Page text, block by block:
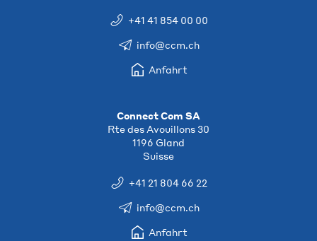
+41 41 854 00 00
info@ccm.ch
Anfahrt
Connect Com SA
Rte des Avouillons 30
1196 Gland
Suisse
+41 21 804 66 22
info@ccm.ch
Anfahrt